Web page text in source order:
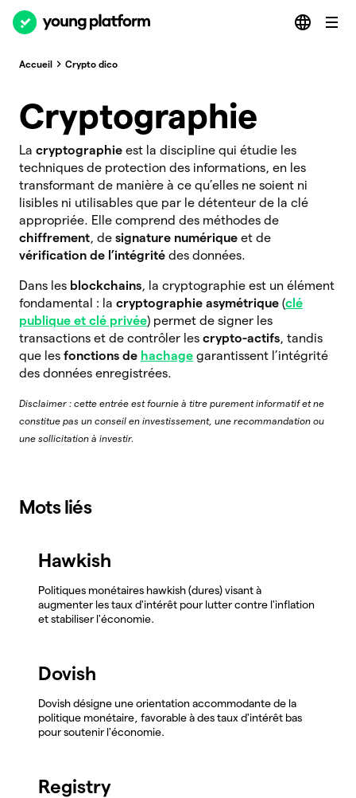
Accueil Crypto dico
Cryptographie
La cryptographie est la discipline qui étudie les
techniques de protection des informations, en les
transformant de manière à ce qu’elles ne soient ni
lisibles ni utilisables que par le détenteur de la clé
appropriée. Elle comprend des méthodes de
chiffrement, de signature numérique et de
vérification de l’intégrité des données.
Dans les blockchains, la cryptographie est un élément
fondamental : la cryptographie asymétrique (clé
publique et clé privée) permet de signer les
transactions et de contrôler les crypto-actifs, tandis
que les fonctions de hachage garantissent l’intégrité
des données enregistrées.
Disclaimer : cette entrée est fournie à titre purement informatif et ne
constitue pas un conseil en investissement, une recommandation ou
une sollicitation à investir.
Mots liés
Hawkish
Politiques monétaires hawkish (dures) visant à
augmenter les taux d'intérêt pour lutter contre l'inflation
et stabiliser l'économie.
Dovish
Dovish désigne une orientation accommodante de la
politique monétaire, favorable à des taux d'intérêt bas
pour soutenir l'économie.
Registry